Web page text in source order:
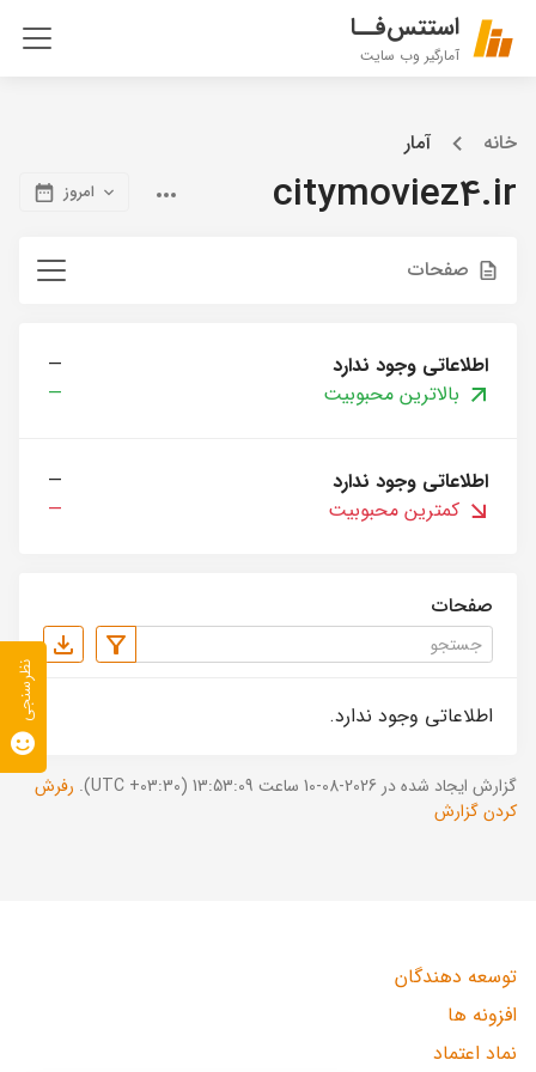
استتس‌فــا
آمارگیر وب سایت
خانه آمار
citymoviez4.ir امروز
صفحات
اطلاعاتی وجود ندارد
—
بالاترین محبوبیت
—
اطلاعاتی وجود ندارد
—
کمترین محبوبیت
—
صفحات
اطلاعاتی وجود ندارد.
گزارش ایجاد شده در 2026-08-10 ساعت 13:53:09 (UTC +03:30).
رفرش
کردن گزارش
توسعه دهندگان
افزونه ها
نماد اعتماد
نظرسنجی